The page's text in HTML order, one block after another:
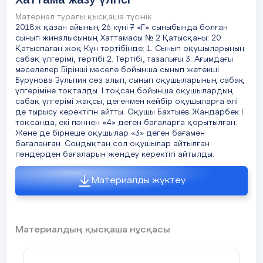
еңбекке жегілді.
VI. Үнсіздік минуты
Жүргізуші:
Саяси қуғын-сүргін және ашаршылық
құрбандарын 1 минут үнсіздікпен еске алайық.
(Үнсіздік)
VII. Патриоттық бөлім
Бүгін біз тәуелсіз елде өмір сүріп жатырмыз.
Бұл — бабалардың арманы.
Сондықтан ел тарихын ұмытпау — әр азаматтың
парызы.
Мұғалім сұрақ қояды:
Еліміздің танымал жас көшбасшыларын
білесіңдер ме?
Жастарға үлгі болатын тұлғалар кімдер?
Оқушылар жауап береді.
Сабақ тақырыбы жарияланады:“Ғани
тағылымы”
III. Негізгі бөлім (25 минут)
1. Мұғалім түсіндірмесі (10 минут)
Ғани Мұратбаев – қазақ халқының
көрнекті қоғам қайраткері. Ол жас кезінен
халыққа қызмет етіп, жастарды білім
алуға, елін сүюге шақырған.
1902 жылы дүниеге келген
Материал туралы қысқаша түсінік
2018ж қазан айының 26 күні 7 «Г» сыныбында болған
сынып жиналысының Хаттамасы № 2 Қатысқаны: 20
Қатыспаған жоқ Күн тәртібінде: 1. Сынып оқушыларының
сабақ үлгерімі, тәртібі 2. Тәртібі, тазалығы 3. Ағымдағы
мәселелер Бірінші мәселе бойынша сынып жетекші
Бурунова Зульпия сөз алып, сынып оқушыларының сабақ
үлгеріміне тоқталды. І тоқсан бойынша оқушылардың
сабақ үлгерімі жақсы, дегенмен кейбір оқушыларға әлі
де тырысу керектігін айтты. Оқушы Бахтыев Жандарбек І
тоқсанда, екі пәннен «4» деген бағаларға қорытылған.
Және де бірнеше оқушылар «3» деген бағамен
бағаланған. Сондықтан сол оқушылар айтылған
пәндерден бағаларын жөндеу керектігі айтылды.
Материалды жүктеу
Материалдың қысқаша нұсқасы